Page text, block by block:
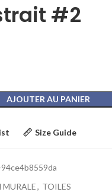
#2
AJOUTER AU PANIER
Size Guide
, TOILES